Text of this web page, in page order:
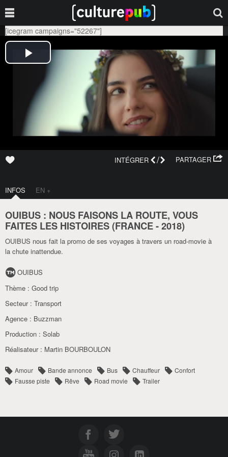
[icegram campaigns="52267"]
PARTAGER
INTÉGRER /
INFOS EN +
OUIBUS : NOUS FAISONS LA ROUTE, VOUS
FAITES LES HISTOIRES (FRANCE-2018)
OUIBUS nous fait la promo de ses voyages à travers un road-movie à
la chute inattendue.
OUIBUS
Thème : Good trip
Secteur : Transport
Agence : Buzzman
Production : Solab
Réalisateur : Martin BOURBOULON
Amour Bande annonce Bus Chauffeur
Confort
Fausse piste
Rêve Road movie Trailer